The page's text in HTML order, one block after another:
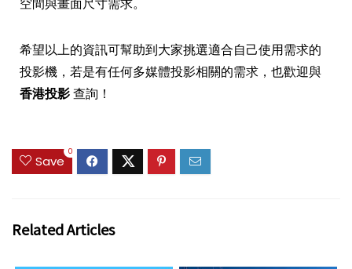
希望以上的資訊可幫助到大家挑選適合自己使用需求的
投影機，若是有任何多媒體投影相關的需求，也歡迎與
香港投影查詢！
Save
0
Related Articles